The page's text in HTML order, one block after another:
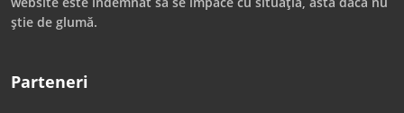
știe de glumă.
Parteneri